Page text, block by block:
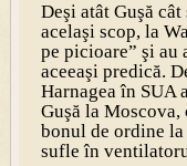
Deşi atât Guşă
acelaşi scop, la
pe picioare” şi au
aceeaşi predică.
Harnagea în
Guşă la
bonul de ordine
sufle în